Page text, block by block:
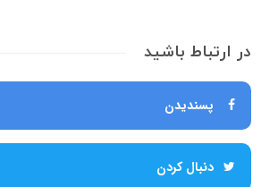
در ارتباط باشید
پسندیدن
دنبال کردن